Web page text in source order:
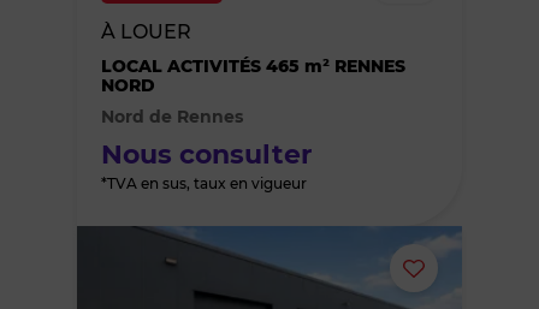
À LOUER
LOCAL ACTIVITÉS 465 m² RENNES
NORD
Nord de Rennes
Nous consulter
*TVA en sus, taux en vigueur
Ajouter